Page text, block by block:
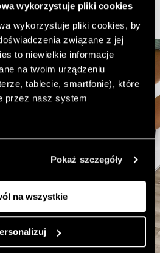
wykorzystuje pliki cookies
wykorzystuje pliki cookies, by
związane z jej
to niewielkie informacje
na twoim urządzeniu
tablecie, smartfonie), które
przez nasz system
Pokaż szczegóły
na wszystkie